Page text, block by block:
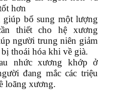
hơn
giúp bổ sung một lượng
thiết cho hệ xương
người trung niên giảm
thoái hóa khi về già.
nhức xương khớp ở
đang mắc các triệu
loãng xương.